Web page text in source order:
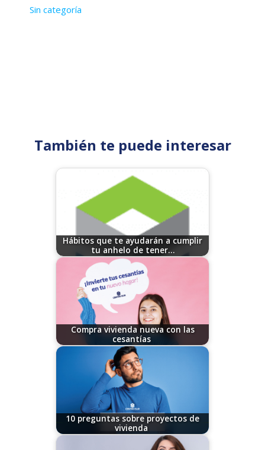
Sin categoría
También te puede interesar
Hábitos que te ayudarán a cumplir
tu anhelo de tener…
08/11/2023
Compra vivienda nueva con las
cesantías
12/04/2024
10 preguntas sobre proyectos de
vivienda
11/07/2024